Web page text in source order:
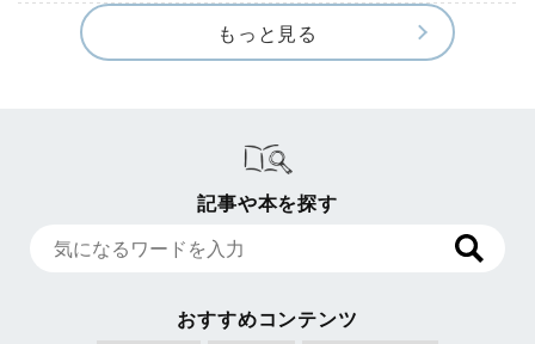
もっと見る
記事や本を探す
おすすめコンテンツ